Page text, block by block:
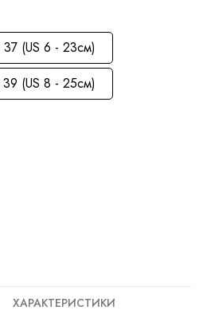
37 (US 6 - 23см)
39 (US 8 - 25см)
ХАРАКТЕРИСТИКИ